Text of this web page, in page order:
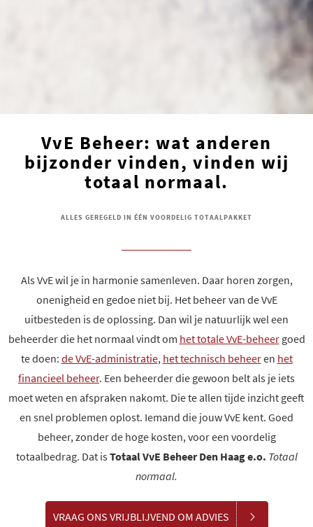
VvE Beheer: wat anderen
bijzonder vinden, vinden wij
totaal normaal.
ALLES GEREGELD IN ÉÉN VOORDELIG TOTAALPAKKET
Als VvE wil je in harmonie samenleven. Daar horen zorgen,
onenigheid en gedoe niet bij. Het beheer van de VvE
uitbesteden is de oplossing. Dan wil je natuurlijk wel een
beheerder die het normaal vindt om het totale VvE-beheergoed
te doen: de VvE-administratie, het technisch beheeren het
financieel beheer. Een beheerder die gewoon belt als je iets
moet weten en afspraken nakomt. Die te allen tijde inzicht geeft
en snel problemen oplost. Iemand die jouw VvE kent. Goed
beheer, zonder de hoge kosten, voor een voordelig
totaalbedrag. Dat isTotaal VvE Beheer Den Haag e.o. Totaal
normaal.
VRAAG ONS VRIJBLIJVEND OM ADVIES